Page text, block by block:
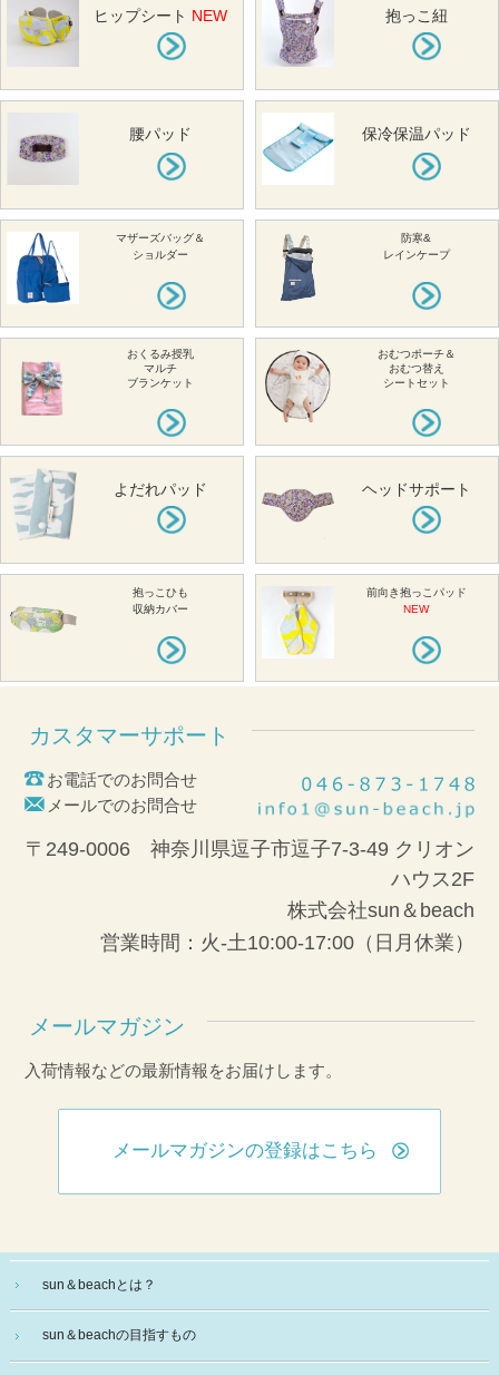
ヒップシート NEW 抱っこ紐
腰パッド 保冷保温パッド
マザーズバッグ＆
ショルダー
防寒&
レインケープ
おくるみ授乳
マルチ
ブランケット
おむつポーチ＆
おむつ替え
シートセット
よだれパッド ヘッドサポート
抱っこひも
収納カバー
前向き抱っこパッド
NEW
カスタマーサポート
お電話でのお問合せ
メールでのお問合せ
〒249-0006 神奈川県逗子市逗子7-3-49 クリオン
ハウス2F
株式会社sun＆beach
営業時間：火-土10:00-17:00（日月休業）
メールマガジン
入荷情報などの最新情報をお届けします。
メールマガジンの登録はこちら
sun＆beachとは？
sun＆beachの目指すもの